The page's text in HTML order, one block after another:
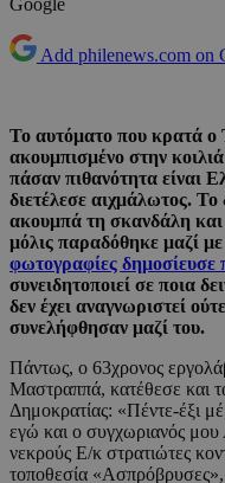
Google
Add philenews.com on
Το αυτόματο που κρατά ο
ακουμπισμένο στην
πάσαν πιθανότητα είναι
διετέλεσε αιχμάλωτος.
ακουμπά τη σκανδάλη
μόλις παραδόθηκε μαζί με
φωτογραφίες δημοσίευσε
συνειδητοποιεί σε ποια
δεν έχει αναγνωριστεί
συνελήφθησαν μαζί του.
Πάντως, ο 63χρονος
Μαστραππά, κατέθεσε και
Δημοκρατίας: «Πέντε-έξι
εγώ και ο συγχωριανός
νεκρούς Ε/κ στρατιώτες
τοποθεσία